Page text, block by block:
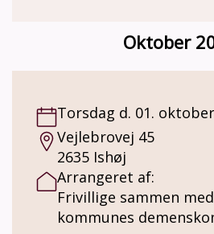
Oktober
Torsdag d. 01.
Vejlebrovej 45
2635 Ishøj
Arrangeret af:
Frivillige sammen
kommunes